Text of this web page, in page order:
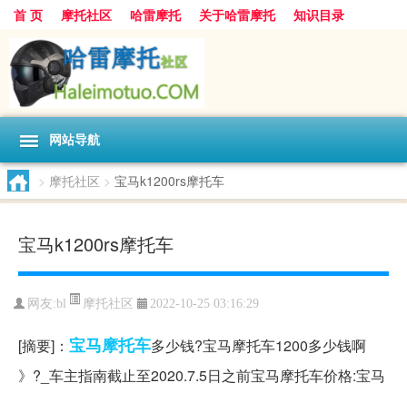
首 页 摩托社区 哈雷摩托 关于哈雷摩托 知识目录
网站导航
> 摩托社区 > 宝马k1200rs摩托车
宝马k1200rs摩托车
网友:bl 摩托社区 2022-10-25 03:16:29
[摘要]： 宝马摩托车多少钱?宝马摩托车1200多少钱啊
》?_车主指南截止至2020.7.5日之前宝马摩托车价格:宝马